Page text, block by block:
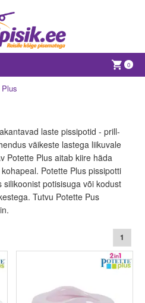
0
laste pissipotid - prill-
väikeste lastega liikuvale
Potette Plus aitab kiire häda
Potette Plus pissipotti
potisisuga või kodust
Tutvu Potette Pus
1